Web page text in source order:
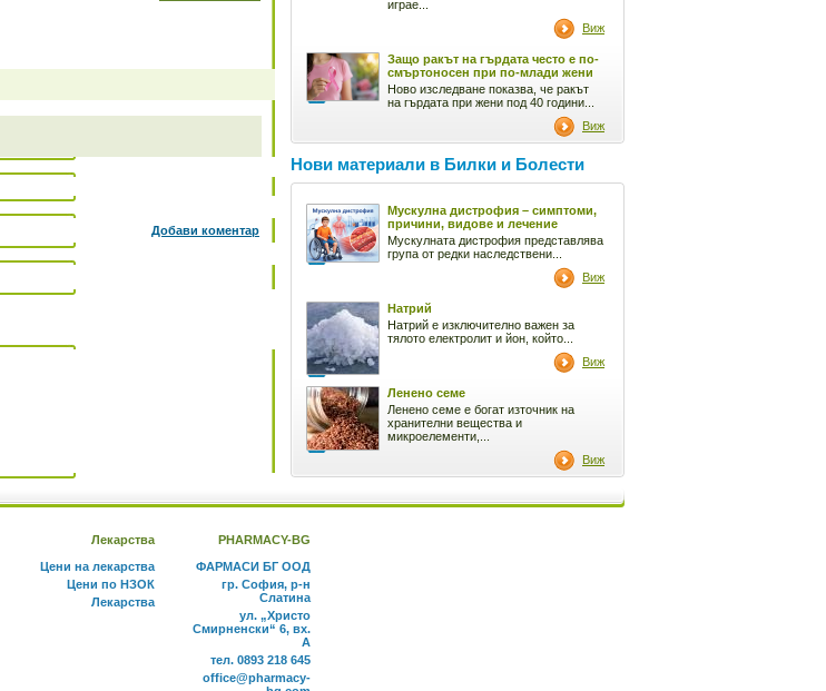
Добави коментар
играе...
Виж
Защо ракът на гърдата често е по-
смъртоносен при по-млади жени
Ново изследване показва, че ракът
на гърдата при жени под 40 години...
Виж
Нови материали в Билки и Болести
Мускулна дистрофия – симптоми,
причини, видове и лечение
Мускулната дистрофия представлява
група от редки наследствени...
Виж
Натрий
Натрий е изключително важен за
тялото електролит и йон, който...
Виж
Ленено семе
Ленено семе е богат източник на
хранителни вещества и
микроелементи,...
Виж
Лекарства
Цени на лекарства
Цени по НЗОК
Лекарства
PHARMACY-BG
ФАРМАСИ БГ ООД
гр. София, р-н
Слатина
ул. „Христо
Смирненски“ 6, вх.
А
тел. 0893 218 645
office@pharmacy-